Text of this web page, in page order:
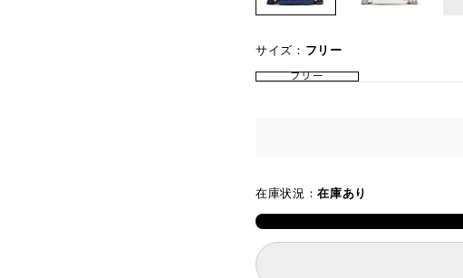
サイズ： フリー
フリー
在庫状況：在庫あり